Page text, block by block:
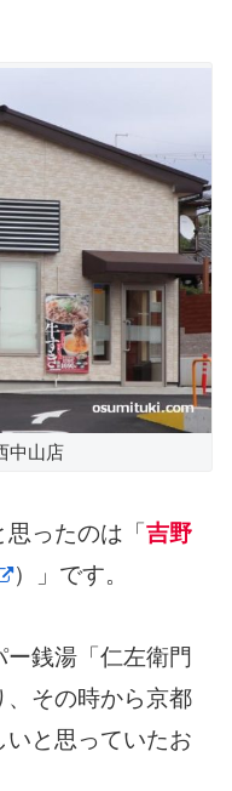
中山店
思ったのは「 吉野
）」です。
銭湯「仁左衛門
、その時から京都
と思っていたお